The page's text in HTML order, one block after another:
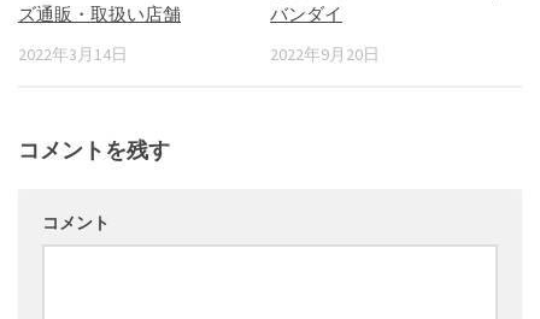
ズ通販・取扱い店舗
2022年3月14日
バンダイ
2022年9月20日
コメントを残す
コメント